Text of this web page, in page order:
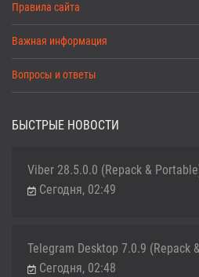
Правила сайта
Важная информация
Вопросы и ответы
БЫСТРЫЕ НОВОСТИ
Viber 28.5.0.0 (Repack &
Сегодня, 02:49
Telegram Desktop 7.0.9 (Repack
Сегодня, 02:48